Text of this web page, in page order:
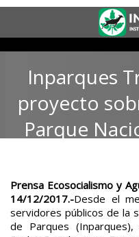
Inparques
proyecto
Parque
Prensa Ecosocialismo y
14/12/2017.-Desde el
servidores públicos de la
de Parques